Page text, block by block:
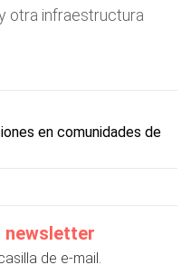
otra infraestructura
en comunidades de
newsletter
de e-mail.